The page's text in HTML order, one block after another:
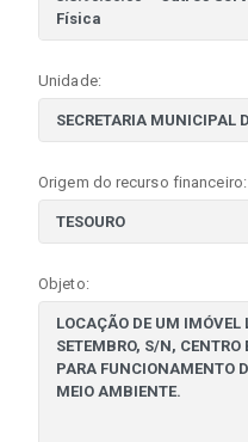
Unidade:
Origem do recurso financeiro:
Objeto: